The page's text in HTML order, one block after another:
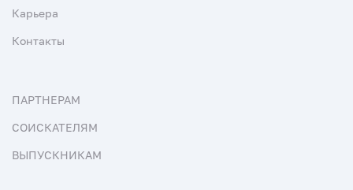
Карьера
Контакты
ПАРТНЕРАМ
СОИСКАТЕЛЯМ
ВЫПУСКНИКАМ